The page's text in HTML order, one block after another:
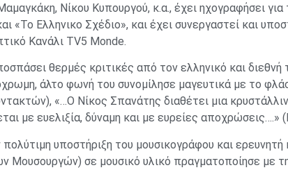
Νίκου Κυπουργού, κ.α., έχει ηχογραφήσει για
«Το Ελληνικο Σχέδιο», και έχει συνεργαστεί και
Κανάλι TV5 Monde.
θερμές κριτικές από τον ελληνικό και
άλτο φωνή του συνομίλησε μαγευτικά με το
«…O Νίκος Σπανάτης διαθέτει μια
με ευελιξία, δύναμη και με ευρείες αποχρώσεις….»
υποστήριξη του μουσικογράφου και
Μουσουργών) σε μουσικό υλικό πραγματοποίησε με